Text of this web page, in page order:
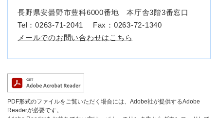
長野県安曇野市豊科6000番地 本庁舎3階3番窓口
Tel：0263-71-2041
Fax：0263-72-1340
メールでのお問い合わせはこちら
PDF形式のファイルをご覧いただく場合には、Adobe社が提供するAdobe
Readerが必要です。